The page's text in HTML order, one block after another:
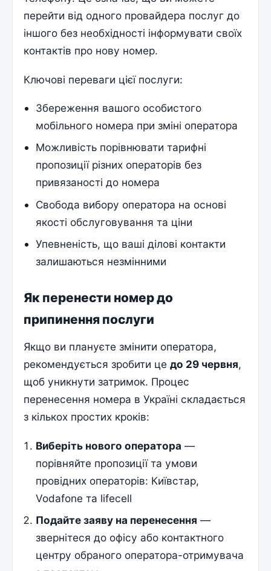
перейти від одного провайдера послуг до
іншого без необхідності інформувати своїх
контактів про нову номер.
Ключові переваги цієї послуги:
Збереження вашого особистого
мобільного номера при зміні оператора
Можливість порівнювати тарифні
пропозиції різних операторів без
привязаності до номера
Свобода вибору оператора на основі
якості обслуговування та ціни
Упевненість, що ваші ділові контакти
залишаються незмінними
Як перенести номер до
припинення послуги
Якщо ви плануєте змінити оператора,
рекомендується зробити цедо 29 червня,
щоб уникнути затримок. Процес
перенесення номера в Україні складається
з кількох простих кроків:
Виберіть нового оператора —
порівняйте пропозиції та умови
провідних операторів: Київстар,
Vodafone та lifecell
Подайте заяву на перенесення —
звернітеся до офісу або контактного
центру обраного оператора-отримувача